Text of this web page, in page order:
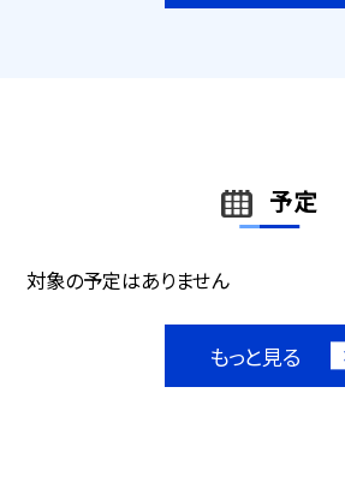
予定
対象の予定はありません
もっと見る